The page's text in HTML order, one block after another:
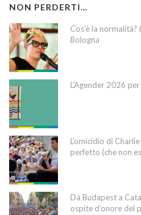
NON PERDERTI…
Cos’è la normalità?
Bologna
L’Agender 2026
L’omicidio di
perfetto (che non
Da Budapest a
ospite d’onore del